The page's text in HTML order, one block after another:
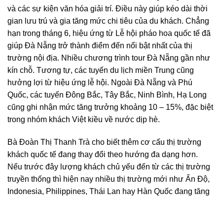
và các sự kiện văn hóa giải trí. Điều này giúp kéo dài thời
gian lưu trú và gia tăng mức chi tiêu của du khách. Chẳng
hạn trong tháng 6, hiệu ứng từ Lễ hội pháo hoa quốc tế đã
giúp Đà Nẵng trở thành điểm đến nổi bật nhất của thị
trường nội địa. Nhiều chương trình tour Đà Nẵng gần như
kín chỗ. Tương tự, các tuyến du lịch miền Trung cũng
hưởng lợi từ hiệu ứng lễ hội. Ngoài Đà Nẵng và Phú
Quốc, các tuyến Đông Bắc, Tây Bắc, Ninh Bình, Hạ Long
cũng ghi nhận mức tăng trưởng khoảng 10 – 15%, đặc biệt
trong nhóm khách Việt kiều về nước dịp hè.
Bà Đoàn Thị Thanh Trà cho biết thêm cơ cấu thị trường
khách quốc tế đang thay đổi theo hướng đa dạng hơn.
Nếu trước đây lượng khách chủ yếu đến từ các thị trường
truyền thống thì hiện nay nhiều thị trường mới như Ấn Độ,
Indonesia, Philippines, Thái Lan hay Hàn Quốc đang tăng